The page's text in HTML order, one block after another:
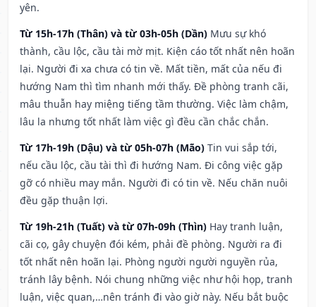
yên.
Từ 15h-17h (Thân) và từ 03h-05h (Dần) Mưu sự khó
thành, cầu lộc, cầu tài mờ mịt. Kiện cáo tốt nhất nên hoãn
lại. Người đi xa chưa có tin về. Mất tiền, mất của nếu đi
hướng Nam thì tìm nhanh mới thấy. Đề phòng tranh cãi,
mâu thuẫn hay miệng tiếng tầm thường. Việc làm chậm,
lâu la nhưng tốt nhất làm việc gì đều cần chắc chắn.
Từ 17h-19h (Dậu) và từ 05h-07h (Mão) Tin vui sắp tới,
nếu cầu lộc, cầu tài thì đi hướng Nam. Đi công việc gặp
gỡ có nhiều may mắn. Người đi có tin về. Nếu chăn nuôi
đều gặp thuận lợi.
Từ 19h-21h (Tuất) và từ 07h-09h (Thìn) Hay tranh luận,
cãi cọ, gây chuyện đói kém, phải đề phòng. Người ra đi
tốt nhất nên hoãn lại. Phòng người người nguyền rủa,
tránh lây bệnh. Nói chung những việc như hội họp, tranh
luận, việc quan,…nên tránh đi vào giờ này. Nếu bắt buộc